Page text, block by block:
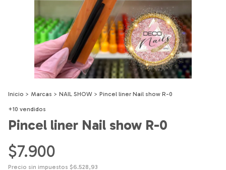
Inicio > Marcas > NAIL SHOW > Pincel liner Nail show R-0
+10 vendidos
Pincel liner Nail show R-0
$7.900
Precio sin impuestos $6.528,93